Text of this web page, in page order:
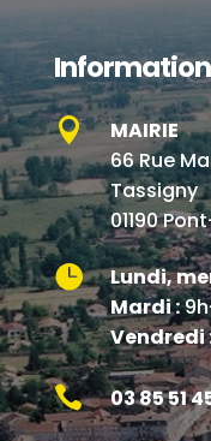

MAIRIE
66 Rue
Tassigny
01190
 Lundi,
Mardi :
Vendredi
 03 85 51